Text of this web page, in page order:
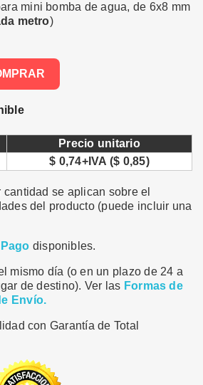
mini bomba de agua, de 6x8 mm
metro)
Precio unitario
$ 0,74+IVA ($ 0,85)
se aplican sobre el
del producto (puede incluir una
disponibles.
mismo día (o en un plazo de 24 a
de destino). Ver las Formas de
Envío.
con Garantía de Total